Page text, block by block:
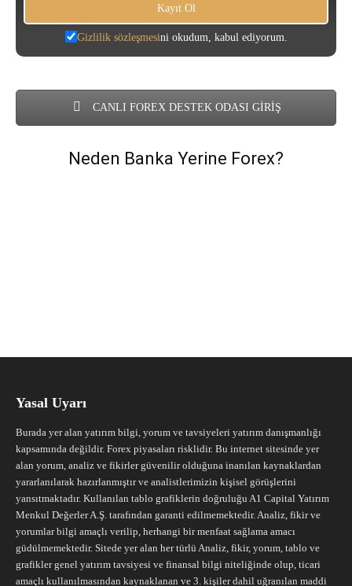
Gizlilik sözleşmesini okudum, kabul ediyorum.
CANLI FOREX DESTEK ODASI GİRİŞ
Neden Banka Yerine Forex?
Yasal Uyarı
Burada yer alan yatırım bilgi, yorum ve tavsiyeleri yatırım danışmanlığı
kapsamında değildir. Forex piyasaları risklidir. Bu internet sitesinde yer
alan yorum, analiz ve fikirler güvenilir olduğuna inanılan kaynaklardan
yararlanılarak hazırlanmıştır ve analistlerimizin kişisel görüşlerini
yansıtmaktadır. Kullanılan tablo grafiklerin doğruluğu A1 Capital Yatırım
Menkul Değerler A.Ş. tarafından garanti edilmemektedir. Analiz, fikir ve
yorumlar bilgi amaçlı verilip, herhangi bir menfaat sağlama amacı
güdülmemektedir. Sitede yer alan her türlü Analiz, fikir, yorum, tablo ve
grafikler genel yatırım tavsiyesi ve finansal bilgi niteliğinde olup, ticari
amaçlı kullanılmasından kaynaklanan ve 3. kişiler dahil uğranılan maddi